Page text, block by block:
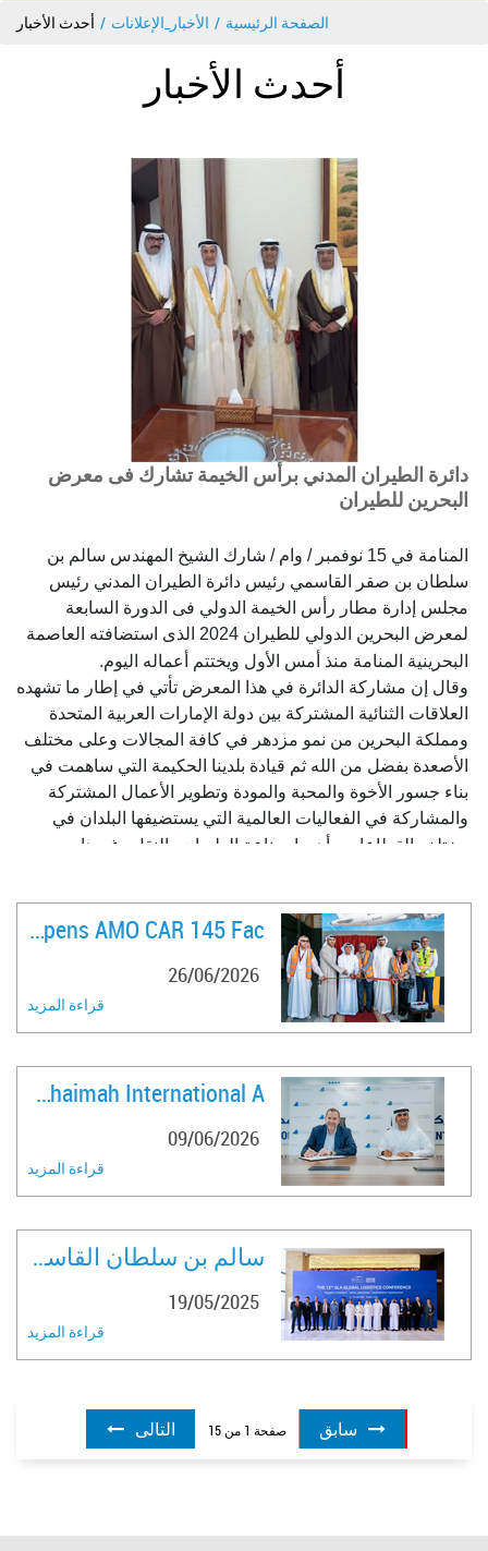
الصفحة الرئيسية الأخبار_الإعلانات أحدث الأخبار
أحدث الأخبار
دائرة الطيران المدني برأس الخيمة تشارك فى معرض
البحرين للطيران
المنامة في 15 نوفمبر / وام / شارك الشيخ المهندس سالم بن
سلطان بن صقر القاسمي رئيس دائرة الطيران المدني رئيس
مجلس إدارة مطار رأس الخيمة الدولي فى الدورة السابعة
لمعرض البحرين الدولي للطيران 2024 الذى استضافته العاصمة
البحرينية المنامة منذ أمس الأول ويختتم أعماله اليوم.
وقال إن مشاركة الدائرة في هذا المعرض تأتي في إطار ما تشهده
العلاقات الثنائية المشتركة بين دولة الإمارات العربية المتحدة
ومملكة البحرين من نمو مزدهر في كافة المجالات وعلى مختلف
الأصعدة بفضل من الله ثم قيادة بلدينا الحكيمة التي ساهمت في
بناء جسور الأخوة والمحبة والمودة وتطوير الأعمال المشتركة
والمشاركة في الفعاليات العالمية التي يستضيفها البلدان في
مختلف القطاعات وأهمها صناعة الطيران والنقل وغيرها
الشركات العالمية ذات الصلة بصناعة الطيران بمختلف قطاعاتها
المدنية والعسكرية معربا عن تقديره العميق لدعوة المشاركة في
هذا الحدث البارز، مؤكداً على أهمية مثل هذه المعارض في دعم
تطور صناعة الطيران وتعزيز مكانتها على المستوى الدولي .
وشدد على التزام دائرة الطيران المدني في رأس الخيمة
والشركات العاملة في هذا القطاع معتبرا أن هذا الحدث البارزيعد
بمثابة منصة مثالية للتواصل والتعاون بين كافة المعنيين بصناعة
الطيران في المنطقة والعالم
FlyVaayu Opens AMO CAR 145 Fac ..
26/06/2026
قراءة المزيد
Ras Al Khaimah International A ..
09/06/2026
قراءة المزيد
سالم بن سلطان القاسمي يشهد انط ..
19/05/2025
قراءة المزيد
سابق صفحة 1 من15 التالى